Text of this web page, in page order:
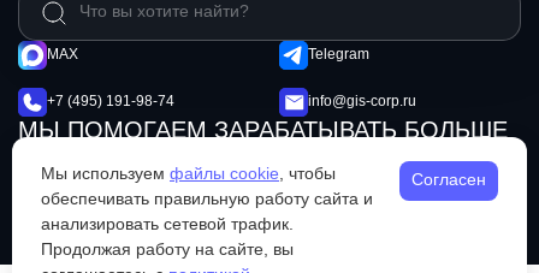
MAX Telegram
+7 (495) 191-98-74 info@gis-corp.ru
МЫ ПОМОГАЕМ ЗАРАБАТЫВАТЬ БОЛЬШЕ
Не является публичной офертой
Политика конфиденциальности
Мы используем файлы cookie , чтобы
обеспечивать правильную работу сайта и
анализировать сетевой трафик.
Продолжая работу на сайте, вы
Согласен